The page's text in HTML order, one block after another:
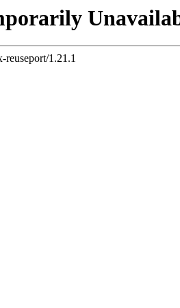
reuseport/1.21.1